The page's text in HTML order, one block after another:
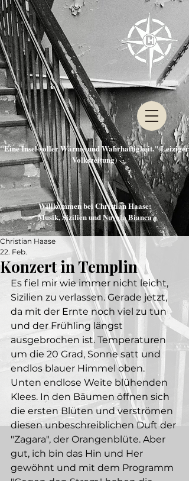
"Eine Insel voller Wärme und Wahrhaftigkeit."(Leiziger
Volkszeitung)
Willkommen bei Christian Haase:
Musik, Sizilien undNuvola Bianca
Konzert in Templin
Christian Haase
22. Feb.
Es fiel mir wie immer nicht leicht,
Sizilien zu verlassen. Gerade jetzt,
da mit der Ernte noch viel zu tun
und der Frühling längst
ausgebrochen ist. Temperaturen
um die 20 Grad, Sonne satt und
endlos blauer Himmel oben.
Unten endlose Weite blühenden
Klees. In den Bäumen öffnen sich
die ersten Blüten und verströmen
diesen unbeschreiblichen Duft der
"Zagara", der Orangenblüte. Aber
gut, ich bin das Hin und Her
gewöhnt und mit dem Programm